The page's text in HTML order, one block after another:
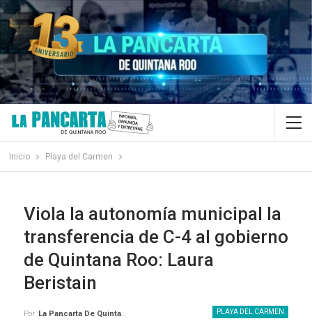
Inicio Playa del Carmen
Viola la autonomía municipal la
transferencia de C-4 al gobierno
de Quintana Roo: Laura
Beristain
PLAYA DEL CARMEN
Por La Pancarta De Quintana Roo